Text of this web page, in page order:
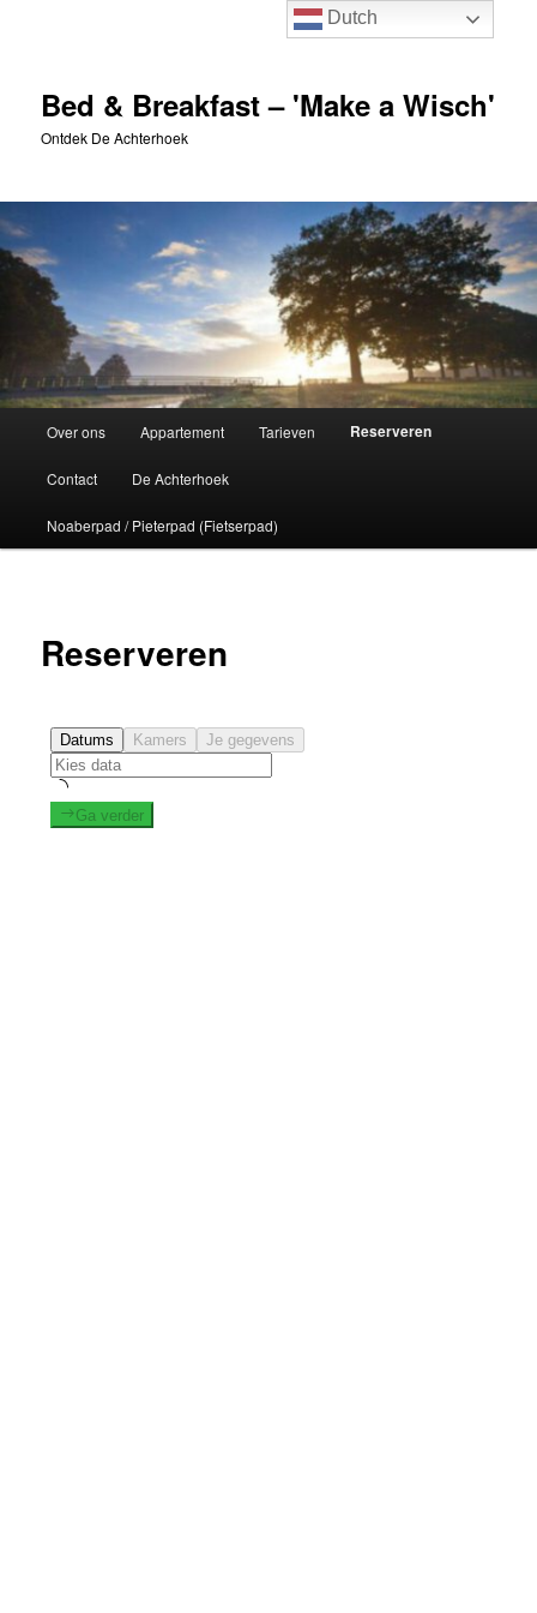
inhoudBed & Breakfast – 'Make a Wisch'
Ontdek De Achterhoek
Over ons Appartement Tarieven Reserveren
Contact De Achterhoek
Noaberpad / Pieterpad (Fietserpad)
Reserveren
Dutch